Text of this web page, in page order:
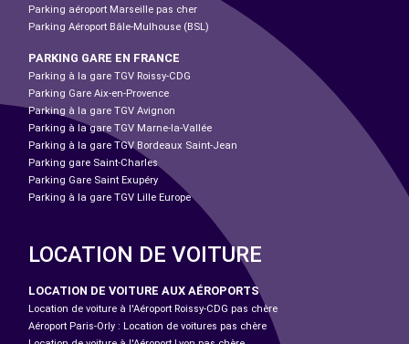
Parking aéroport Marseille pas cher
Parking Aéroport Bâle-Mulhouse (BSL)
PARKING GARE EN FRANCE
Parking à la gare TGV Roissy-CDG
Parking Gare Aix-en-Provence
Parking à la gare TGV Avignon
Parking à la gare TGV Marne-la-Vallée
Parking à la gare TGV Bordeaux Saint-Jean
Parking gare Saint-Charles
Parking Gare Saint Exupéry
Parking à la gare TGV Lille Europe
LOCATION DE VOITURE
LOCATION DE VOITURE AUX AÉROPORTS
Location de voiture à l'Aéroport Roissy-CDG pas chère
Aéroport Paris-Orly : Location de voitures pas chère